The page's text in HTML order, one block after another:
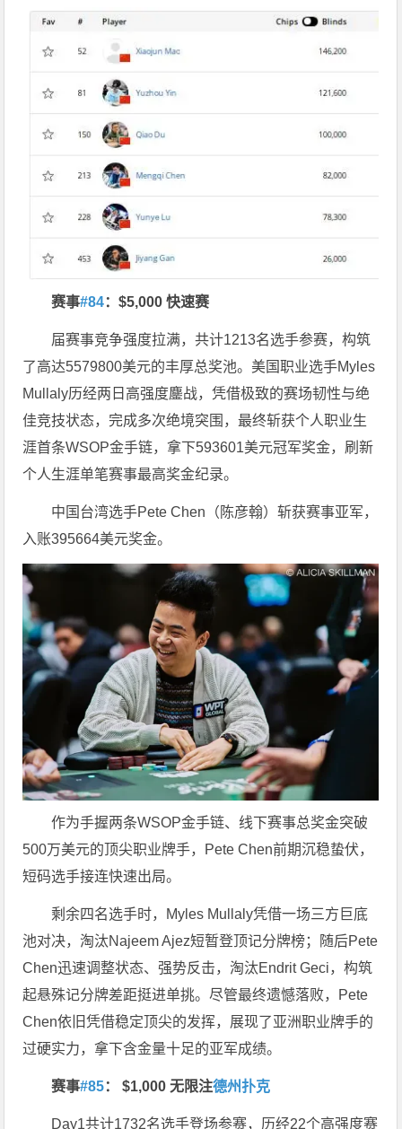
赛事#84：$5,000 快速赛
届赛事竞争强度拉满，共计1213名选手参赛，构筑
了高达5579800美元的丰厚总奖池。美国职业选手Myles
Mullaly历经两日高强度鏖战，凭借极致的赛场韧性与绝
佳竞技状态，完成多次绝境突围，最终斩获个人职业生
涯首条WSOP金手链，拿下593601美元冠军奖金，刷新
个人生涯单笔赛事最高奖金纪录。
中国台湾选手Pete Chen（陈彦翰）斩获赛事亚军，
入账395664美元奖金。
作为手握两条WSOP金手链、线下赛事总奖金突破
500万美元的顶尖职业牌手， Pete Chen前期沉稳蛰伏，
短码选手接连快速出局。
剩余四名选手时，Myles Mullaly凭借一场三方巨底
池对决，淘汰Najeem Ajez短暂登顶记分牌榜；随后Pete
Chen迅速调整状态、强势反击，淘汰Endrit Geci，构筑
起悬殊记分牌差距挺进单挑。尽管最终遗憾落败，Pete
Chen依旧凭借稳定顶尖的发挥，展现了亚洲职业牌手的
过硬实力，拿下含金量十足的亚军成绩。
赛事#85： $1,000 无限注德州扑克
Day1共计1732名选手登场参赛，历经22个高强度赛